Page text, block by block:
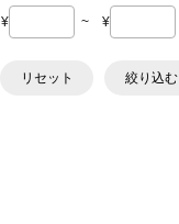
¥ ~ ¥
リセット 絞り込む